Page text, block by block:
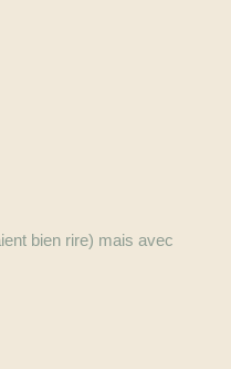
bien rire) mais avec